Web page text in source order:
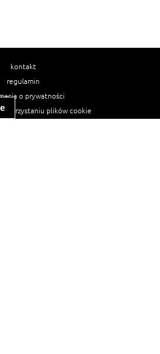
kontakt
regulamin
o prywatności
plików cookie